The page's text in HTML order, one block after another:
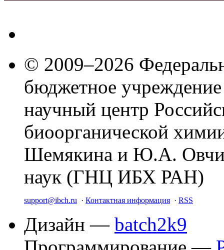
© 2009–2026
бюджетное
научный центр
биоорганической
Шемякина и Ю.А.
наук (ГНЦ ИБХ РАН)
support@ibch.ru · Контактная информация · RSS
Дизайн — batch2k9